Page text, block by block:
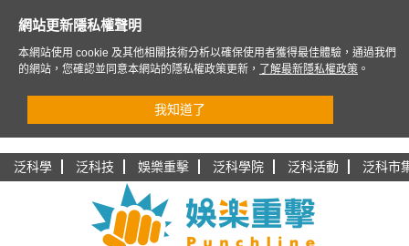
泛科學 泛科技 娛樂重擊 泛科學院 泛科活動 泛科市
網站更新隱私權聲明
本網站使用 cookie 及其他相關技術分析以確保使用者獲得最佳體驗，通過我們
的網站，您確認並同意本網站的隱私權政策更新，
了解最新隱私權政策 。
我知道了